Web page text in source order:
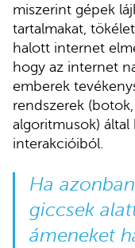
miszerint gépek
tartalmakat,
halott internet
hogy az internet
emberek
rendszerek
algoritmusok) által
interakcióiból.
Ha
giccsek
ámeneket